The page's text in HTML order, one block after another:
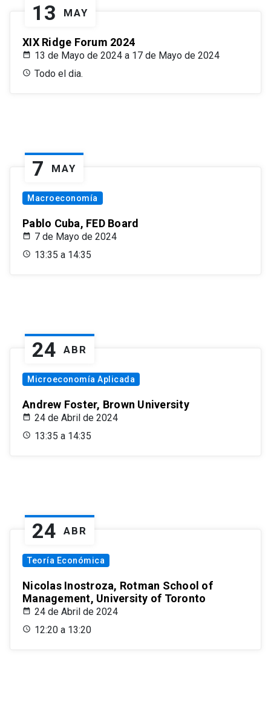
13 MAY
XIX Ridge Forum 2024
13 de Mayo de 2024 a 17 de Mayo de 2024
Todo el dia.
7 MAY
Macroeconomía
Pablo Cuba, FED Board
7 de Mayo de 2024
13:35 a 14:35
24 ABR
Microeconomía Aplicada
Andrew Foster, Brown University
24 de Abril de 2024
13:35 a 14:35
24 ABR
Teoría Económica
Nicolas Inostroza, Rotman School of
Management, University of Toronto
24 de Abril de 2024
12:20 a 13:20